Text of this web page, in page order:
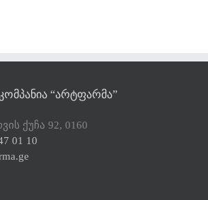
“ᲐᲠᲢᲤᲐᲠᲛᲐ”
ქუჩა 92, 0160
01 10